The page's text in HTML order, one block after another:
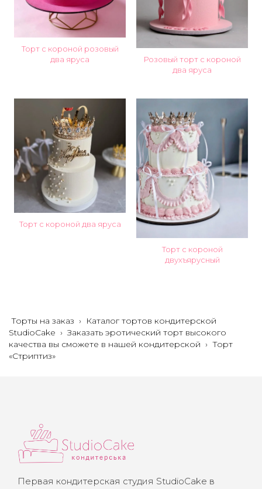
Торт с короной розовый
два яруса
Розовый торт с короной
два яруса
Торт с короной два яруса
Торт с короной
двухъярусный
Торты на заказ › Каталог тортов кондитерской
StudioCake › Заказать эротический торт высокого
качества вы сможете в нашей кондитерской › Торт
«Стриптиз»
Первая кондитерская студия StudioCake в